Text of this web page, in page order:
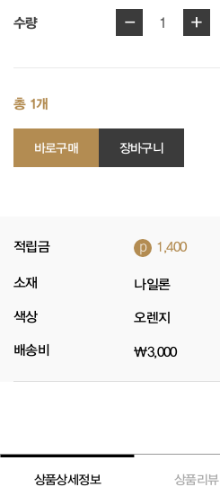
수량 - 1 +
총 1개
바로구매 장바구니
적립금 p 1,400
소재 나일론
색상 오렌지
배송비 ₩3,000
상품상세정보 상품리뷰